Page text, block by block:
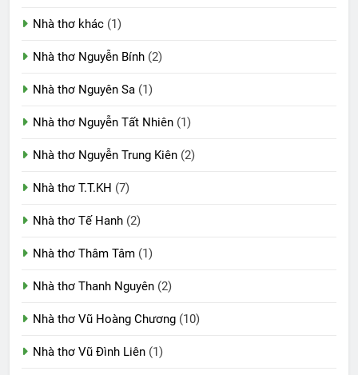
Nhà thơ khác (1)
Nhà thơ Nguyễn Bính (2)
Nhà thơ Nguyên Sa (1)
Nhà thơ Nguyễn Tất Nhiên (1)
Nhà thơ Nguyễn Trung Kiên (2)
Nhà thơ T.T.KH (7)
Nhà thơ Tế Hanh (2)
Nhà thơ Thâm Tâm (1)
Nhà thơ Thanh Nguyên (2)
Nhà thơ Vũ Hoàng Chương (10)
Nhà thơ Vũ Đình Liên (1)